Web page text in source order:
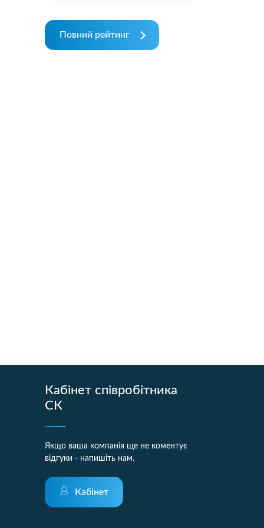
Повний рейтинг
Кабінет співробітника
СК
Якщо ваша компанія ще не коментує
відгуки - напишіть нам.
Кабінет